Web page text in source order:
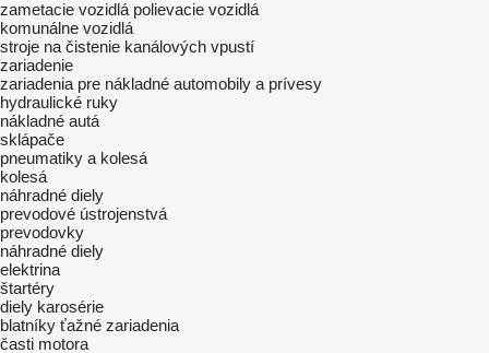
zametacie vozidlá polievacie vozidlá
komunálne vozidlá
stroje na čistenie kanálových vpustí
zariadenie
zariadenia pre nákladné automobily a prívesy
hydraulické ruky
nákladné autá
sklápače
pneumatiky a kolesá
kolesá
náhradné diely
prevodové ústrojenstvá
prevodovky
náhradné diely
elektrina
štartéry
diely karosérie
blatníky ťažné zariadenia
časti motora